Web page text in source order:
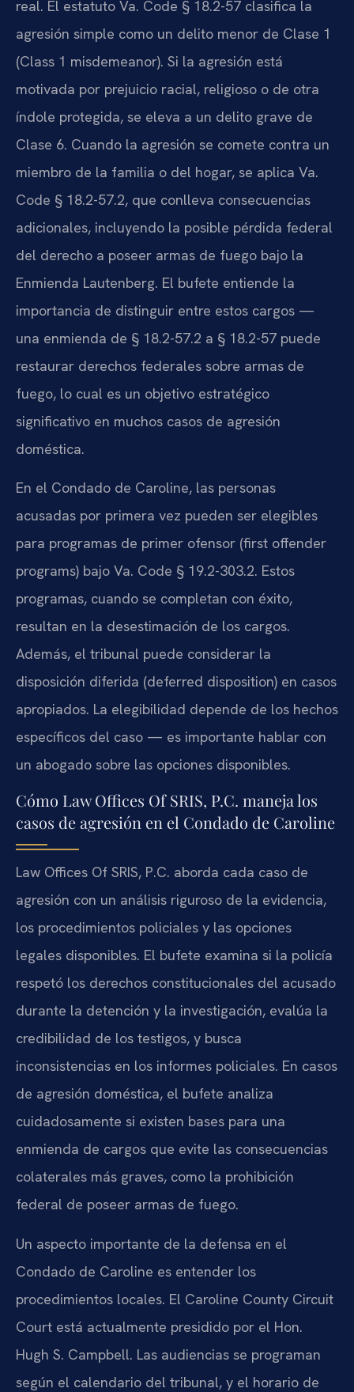
real. El estatuto Va. Code § 18.2-57 clasifica la
agresión simple como un delito menor de Clase 1
(Class 1 misdemeanor). Si la agresión está
motivada por prejuicio racial, religioso o de otra
índole protegida, se eleva a un delito grave de
Clase 6. Cuando la agresión se comete contra un
miembro de la familia o del hogar, se aplica Va.
Code § 18.2-57.2, que conlleva consecuencias
adicionales, incluyendo la posible pérdida federal
del derecho a poseer armas de fuego bajo la
Enmienda Lautenberg. El bufete entiende la
importancia de distinguir entre estos cargos —
una enmienda de § 18.2-57.2 a § 18.2-57 puede
restaurar derechos federales sobre armas de
fuego, lo cual es un objetivo estratégico
significativo en muchos casos de agresión
doméstica.
En el Condado de Caroline, las personas
acusadas por primera vez pueden ser elegibles
para programas de primer ofensor (first offender
programs) bajo Va. Code § 19.2-303.2. Estos
programas, cuando se completan con éxito,
resultan en la desestimación de los cargos.
Además, el tribunal puede considerar la
disposición diferida (deferred disposition) en casos
apropiados. La elegibilidad depende de los hechos
específicos del caso — es importante hablar con
un abogado sobre las opciones disponibles.
Cómo Law Offices Of SRIS, P.C. maneja los
casos de agresión en el Condado de Caroline
Law Offices Of SRIS, P.C. aborda cada caso de
agresión con un análisis riguroso de la evidencia,
los procedimientos policiales y las opciones
legales disponibles. El bufete examina si la policía
respetó los derechos constitucionales del acusado
durante la detención y la investigación, evalúa la
credibilidad de los testigos, y busca
inconsistencias en los informes policiales. En casos
de agresión doméstica, el bufete analiza
cuidadosamente si existen bases para una
enmienda de cargos que evite las consecuencias
colaterales más graves, como la prohibición
federal de poseer armas de fuego.
Un aspecto importante de la defensa en el
Condado de Caroline es entender los
procedimientos locales. El Caroline County Circuit
Court está actualmente presidido por el Hon.
Hugh S. Campbell. Las audiencias se programan
según el calendario del tribunal, y el horario de